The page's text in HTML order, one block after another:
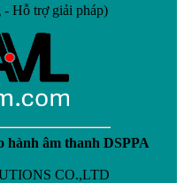
- Hỗ trợ giải pháp)
hành âm thanh DSPPA
CO.,LTD